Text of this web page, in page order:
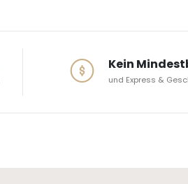
Kein
und Express &